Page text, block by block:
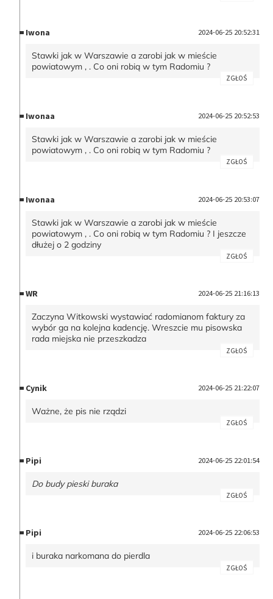
Iwona 2024-06-25 20:52:31
Stawki jak w Warszawie a zarobi jak w mieście
powiatowym , . Co oni robią w tym Radomiu ?
ZGŁOŚ
Iwonaa 2024-06-25 20:52:53
Stawki jak w Warszawie a zarobi jak w mieście
powiatowym , . Co oni robią w tym Radomiu ?
ZGŁOŚ
Iwonaa 2024-06-25 20:53:07
Stawki jak w Warszawie a zarobi jak w mieście
powiatowym , . Co oni robią w tym Radomiu ? I jeszcze
dłużej o 2 godziny
ZGŁOŚ
WR 2024-06-25 21:16:13
Zaczyna Witkowski wystawiać radomianom faktury za
wybór ga na kolejna kadencję. Wreszcie mu pisowska
rada miejska nie przeszkadza
ZGŁOŚ
Cynik 2024-06-25 21:22:07
Ważne, że pis nie rządzi
ZGŁOŚ
Pipi 2024-06-25 22:01:54
Do budy pieski buraka
ZGŁOŚ
Pipi 2024-06-25 22:06:53
i buraka narkomana do pierdla
ZGŁOŚ